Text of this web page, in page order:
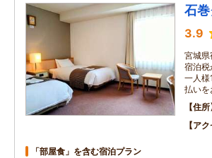
石
3.9
宮城
宿泊
一人
払いを
住所
アク
「部屋食」を含む宿泊プラン